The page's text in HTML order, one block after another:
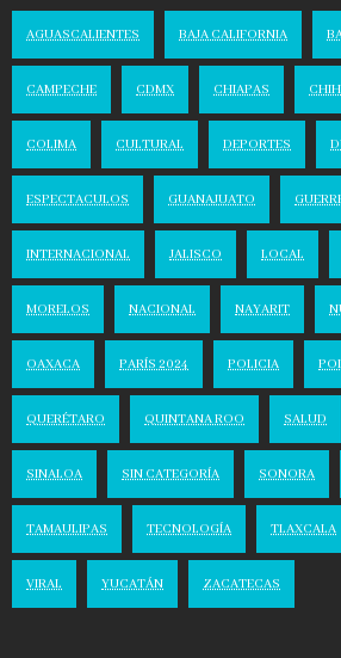
AGUASCALIENTES BAJA CALIFORNIA
CAMPECHE CDMX CHIAPAS
COLIMA CULTURAL DEPORTES
ESPECTACULOS GUANAJUATO
INTERNACIONAL JALISCO LOCAL
MORELOS NACIONAL NAYARIT
OAXACA PARÍS 2024 POLICIA
QUERÉTARO QUINTANA ROO SALUD
SINALOA SIN CATEGORÍA SONORA
TAMAULIPAS TECNOLOGÍA TLAXCALA
VIRAL YUCATÁN ZACATECAS